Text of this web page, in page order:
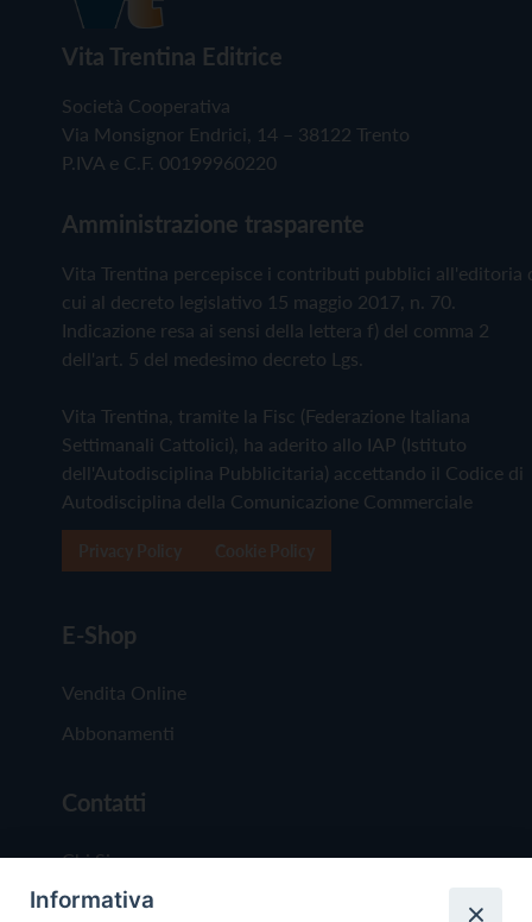
Vita Trentina Editrice
Società Cooperativa
Via Monsignor Endrici, 14 – 38122 Trento
P.IVA e C.F. 00199960220
Amministrazione trasparente
Vita Trentina percepisce i contributi pubblici all'editoria
cui al decreto legislativo 15 maggio 2017, n. 70.
Indicazione resa ai sensi della lettera f) del comma 2
dell'art. 5 del medesimo decreto Lgs.
Vita Trentina, tramite la Fisc (Federazione Italiana
Settimanali Cattolici), ha aderito allo IAP (Istituto
dell'Autodisciplina Pubblicitaria) accettando il Codice di
Autodisciplina della Comunicazione Commerciale
E-Shop
Vendita Online
Abbonamenti
Contatti
Chi Siamo
Redazione
Informativa